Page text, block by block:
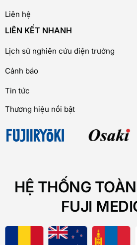
Liên hệ
LIÊN KẾT NHANH
Lịch sử nghiên cứu điện trường
Cảnh báo
Tin tức
Thương hiệu nổi bật
HỆ THỐNG
FUJI